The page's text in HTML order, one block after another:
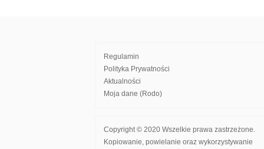
Regulamin
Polityka Prywatności
Aktualności
Moja dane (Rodo)
Copyright © 2020 Wszelkie prawa zastrzeżone.
Kopiowanie, powielanie oraz wykorzystywanie